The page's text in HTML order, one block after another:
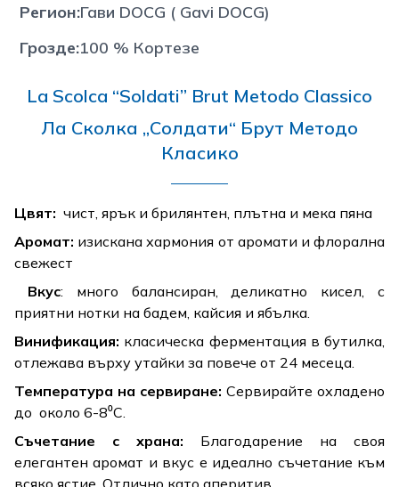
Регион:Гави DOCG ( Gavi DOCG)
Грозде:100 % Кортезе
La Scolca “Soldati” Brut Metodo Classico
Ла Сколка „Солдати“ Брут Методо
Класико
Цвят: чист, ярък и брилянтен, плътна и мека пяна
Аромат: изискана хармония от аромати и флорална
свежест
Вкус: много балансиран, деликатно кисел, с
приятни нотки на бадем, кайсия и ябълка.
Винификация: класическа ферментация в бутилка,
отлежава върху утайки за повече от 24 месеца.
Температура на сервиране: Сервирайте охладено
до около 6-8⁰C.
Съчетание с храна: Благодарение на своя
елегантен аромат и вкус е идеално съчетание към
всяко ястие. Отлично като аперитив.